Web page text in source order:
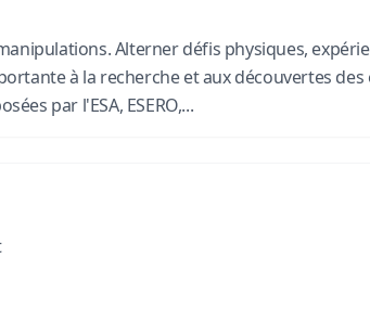
Alterner défis physiques,
à la recherche et aux découvertes des
par l'ESA, ESERO,...